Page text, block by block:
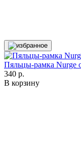
Пяльцы-рамка Nurge
340 р.
В корзину